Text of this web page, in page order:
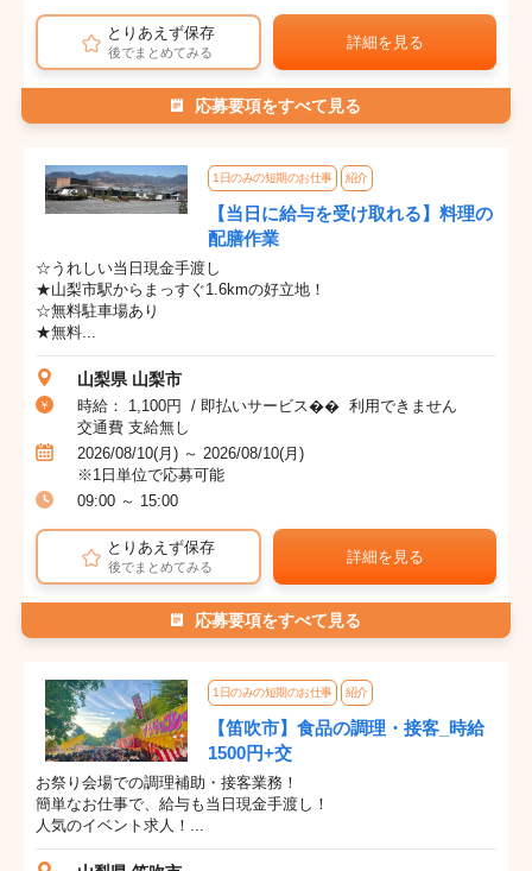
とりあえず保存
後でまとめてみる
詳細を見る
応募要項をすべて見る
1日のみの短期のお仕事 紹介
【当日に給与を受け取れる】料理の
配膳作業
☆うれしい当日現金手渡し
★山梨市駅からまっすぐ1.6kmの好立地！
☆無料駐車場あり
★無料...
山梨県 山梨市
時給： 1,100円 / 即払いサービス�� 利用できません
交通費 支給無し
2026/08/10(月) ～ 2026/08/10(月)
※1日単位で応募可能
09:00 ～ 15:00
とりあえず保存
後でまとめてみる
詳細を見る
応募要項をすべて見る
1日のみの短期のお仕事 紹介
【笛吹市】食品の調理・接客_時給
1500円+交
お祭り会場での調理補助・接客業務！
簡単なお仕事で、給与も当日現金手渡し！
人気のイベント求人！...